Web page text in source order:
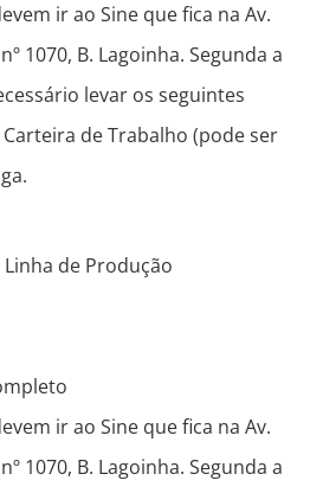
ir ao Sine que fica na Av.
1070, B. Lagoinha. Segunda a
levar os seguintes
Carteira de Trabalho (pode ser
de Produção
ir ao Sine que fica na Av.
1070, B. Lagoinha. Segunda a